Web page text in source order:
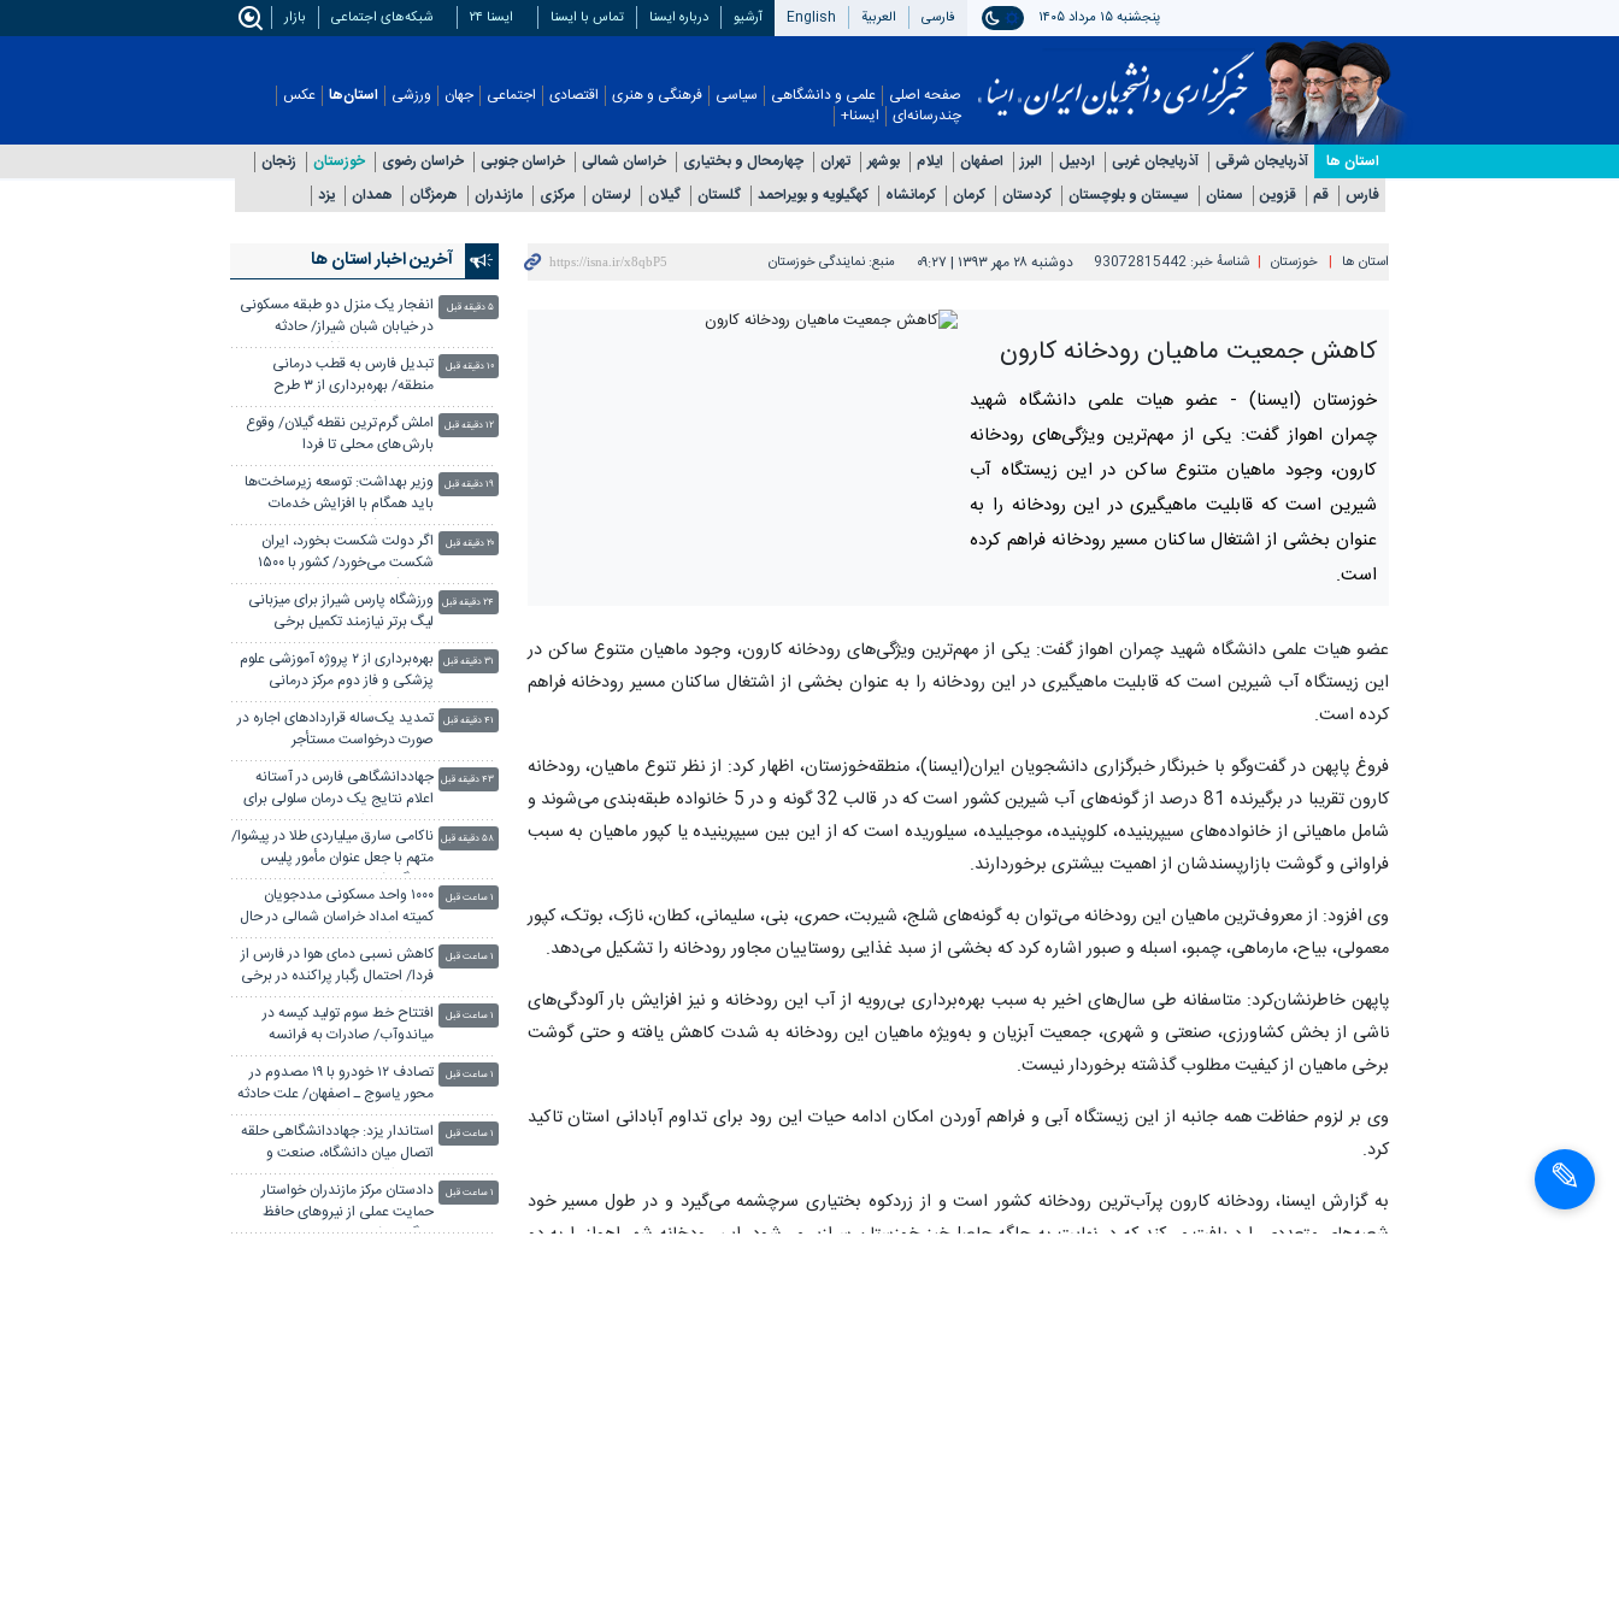
پنجشنبه ۱۵ مرداد ۱۴۰۵ فارسی العربیة English آرشیو درباره ایسنا تماس با ایسنا ایسنا ۲۴ شبکه‌های اجتماعی بازار
صفحه اصلی علمی و دانشگاهی سیاسی فرهنگی و هنری اقتصادی اجتماعی جهان ورزشی استان‌ها
استان ها آذربایجان شرقی آذربایجان غربی اردبیل البرز اصفهان ایلام بوشهر تهران چهارمحال و بختیاری خراسان شمالی خراسان جنوبی خراسان رضوی خوزستان
زنجان
فارس
قم قزوین سمنان سیستان و بلوچستان کردستان کرمان کرمانشاه کهگیلویه و بویراحمد گلستان گیلان لرستان مرکزی مازندران هرمزگان همدان یزد
عکس
چندرسانه‌ای ایسنا+
استان ها خوزستان شناسهٔ خبر: 93072815442 دوشنبه ۲۸ مهر ۱۳۹۳ | ۰۹:۲۷ منبع: نمایندگی خوزستان
کاهش جمعیت ماهیان رودخانه کارون
خوزستان (ایسنا) - عضو هیات علمی دانشگاه شهید
چمران اهواز گفت: یکی از مهم‌ترین ویژگی‌های رودخانه
کارون، وجود ماهیان متنوع ساکن در این زیستگاه آب
شیرین است که قابلیت ماهیگیری در این رودخانه را به
عنوان بخشی از اشتغال ساکنان مسیر رودخانه فراهم کرده
است.
عضو هیات علمی دانشگاه شهید چمران اهواز گفت: یکی از مهم‌ترین ویژگی‌های رودخانه کارون، وجود ماهیان متنوع ساکن در
این زیستگاه آب شیرین است که قابلیت ماهیگیری در این رودخانه را به عنوان بخشی از اشتغال ساکنان مسیر رودخانه فراهم
کرده است.
فروغ پاپهن در گفت‌وگو با خبرنگار خبرگزاری دانشجویان ایران(ایسنا)، منطقه‌خوزستان، اظهار کرد: از نظر تنوع ماهیان، رودخانه
کارون تقریبا در برگیرنده 81 درصد از گونه‌های آب شیرین کشور است که در قالب 32 گونه و در 5 خانواده طبقه‌بندی می‌شوند و
شامل ماهیانی از خانواده‌های سیپرینیده، کلوپنیده، موجیلیده، سیلوریده است که از این بین سیپرینیده یا کپور ماهیان به سبب
فراوانی و گوشت بازارپسندشان از اهمیت بیشتری برخوردارند.
وی افزود: از معروف‌ترین ماهیان این رودخانه می‌توان به گونه‌های شلج، شیربت، حمری، بنی، سلیمانی، کطان، نازک، بوتک، کپور
معمولی، بیاح، مارماهی، چمبو، اسبله و صبور اشاره کرد که بخشی از سبد غذایی روستاییان مجاور رودخانه را تشکیل می‌دهد.
پاپهن خاطرنشان‌کرد: متاسفانه طی سال‌های اخیر به سبب بهره‌برداری بی‌رویه از آب این رودخانه و نیز افزایش بار آلودگی‌های
ناشی از بخش کشاورزی، صنعتی و شهری، جمعیت آبزیان و به‌ویژه ماهیان این رودخانه به شدت کاهش یافته و حتی گوشت
برخی ماهیان از کیفیت مطلوب گذشته برخوردار نیست.
وی بر لزوم حفاظت همه جانبه از این زیستگاه آبی و فراهم آوردن امکان ادامه حیات این رود برای تداوم آبادانی استان تاکید
کرد.
به گزارش ایسنا، رودخانه کارون پرآب‌ترین رودخانه کشور است و از زردکوه بختیاری سرچشمه می‌گیرد و در طول مسیر خود
شعبه‌های متعددی را دریافت می‌کند که در نهایت به جلگه حاصل‌خیز خوزستان سرازیر می‌شود. این رودخانه شهر اهواز را به دو
آخرین اخبار استان ها
انفجار یک منزل دو طبقه مسکونی
در خیابان شبان شیراز/ حادثه
خسارت جانی نداشت
۵ دقیقه قبل
تبدیل فارس به قطب درمانی
منطقه/ بهره‌برداری از ۳ طرح
سلامت با اعتبار ۴۰۰۰ میلیارد تومان
۱۰ دقیقه قبل
املش گرم ترین نقطه گیلان/ وقوع
بارش های محلی تا فردا
۱۲ دقیقه قبل
وزیر بهداشت: توسعه زیرساخت‌ها
باید همگام با افزایش خدمات
سلامت باشد
۱۹ دقیقه قبل
اگر دولت شکست بخورد، ایران
شکست می‌خورد/ کشور با ۱۵۰۰
همت کسری بودجه تحویل دولت
شد
۲۰ دقیقه قبل
ورزشگاه پارس شیراز برای میزبانی
لیگ برتر نیازمند تکمیل برخی
زیرساخت‌هاست
۲۴ دقیقه قبل
بهره‌برداری از ۲ پروژه آموزشی علوم
پزشکی و فاز دوم مرکز درمانی
بوستان در فارس
۳۱ دقیقه قبل
تمدید یک‌ساله قراردادهای اجاره در
صورت درخواست مستأجر
۴۱ دقیقه قبل
جهاددانشگاهی فارس در آستانه
اعلام نتایج یک درمان سلولی برای
بیماری مادرزادی
۴۳ دقیقه قبل
ناکامی سارق میلیاردی طلا در پیشوا/
متهم با جعل عنوان مأمور پلیس
دستگیر شد
۵۸ دقیقه قبل
۱۰۰۰ واحد مسکونی مددجویان
کمیته امداد خراسان شمالی در حال
ساخت است
۱ ساعت قبل
کاهش نسبی دمای هوا در فارس از
فردا/ احتمال رگبار پراکنده در برخی
نقاط استان
۱ ساعت قبل
افتتاح خط سوم تولید کیسه در
میاندوآب/ صادرات به فرانسه
۱ ساعت قبل
تصادف ۱۲ خودرو با ۱۹ مصدوم در
محور یاسوج ـ اصفهان/ علت حادثه
در دست بررسی است
۱ ساعت قبل
استاندار یزد: جهاددانشگاهی حلقه
اتصال میان دانشگاه، صنعت و
جامعه است
۱ ساعت قبل
دادستان مرکز مازندران خواستار
حمایت عملی از نیروهای حافظ
جنگل‌ها شد
۱ ساعت قبل